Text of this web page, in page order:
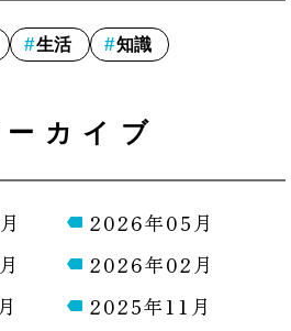
生活 知識
カイブ
2026年05月
2026年02月
2025年11月